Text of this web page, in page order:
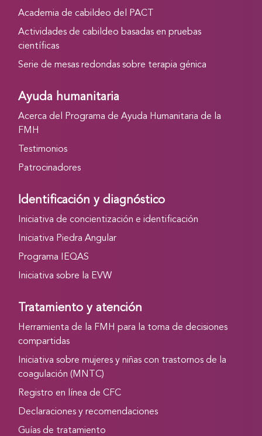
Academia de cabildeo del PACT
Actividades de cabildeo basadas en pruebas
científicas
Serie de mesas redondas sobre terapia génica
Ayuda humanitaria
Acerca del Programa de Ayuda Humanitaria de la
FMH
Testimonios
Patrocinadores
Identificación y diagnóstico
Iniciativa de concientización e identificación
Iniciativa Piedra Angular
Programa IEQAS
Iniciativa sobre la EVW
Tratamiento y atención
Herramienta de la FMH para la toma de decisiones
compartidas
Iniciativa sobre mujeres y niñas con trastornos de la
coagulación (MNTC)
Registro en línea de CFC
Declaraciones y recomendaciones
Guías de tratamiento